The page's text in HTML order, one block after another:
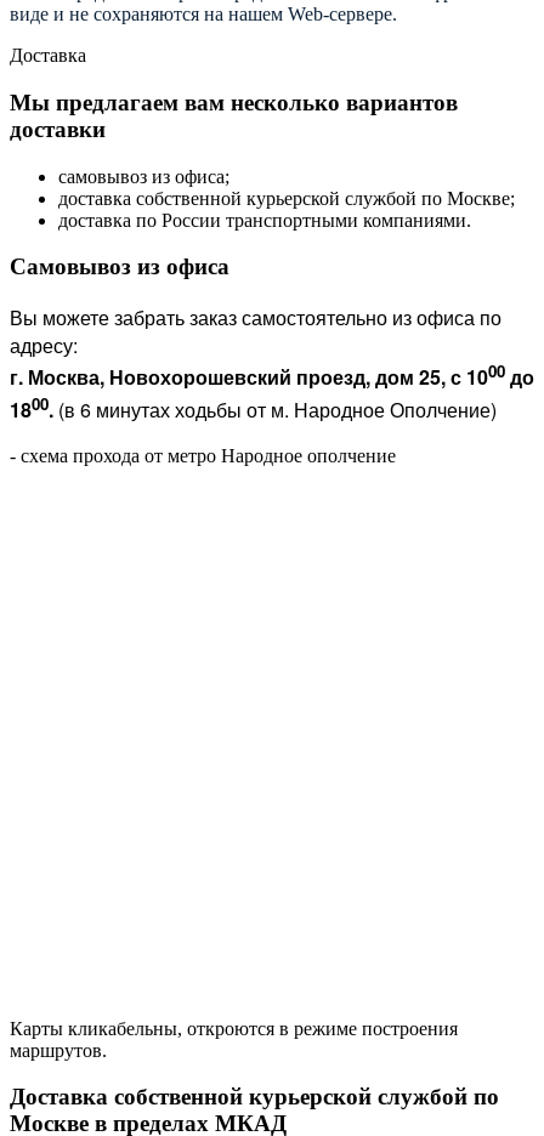
виде и не сохраняются на нашем Web-сервере.
Доставка
Мы предлагаем вам несколько вариантов
доставки
самовывоз из офиса;
доставка собственной курьерской службой по Москве;
доставка по России транспортными компаниями.
Самовывоз из офиса
Вы можете забрать заказ самостоятельно из офиса по
адресу:
г. Москва, Новохорошевский проезд, дом 25, с 1000 до
1800. (в 6 минутах ходьбы от м. Народное Ополчение)
- схема прохода от метро Народное ополчение
Карты кликабельны, откроются в режиме построения
маршрутов.
Доставка собственной курьерской службой по
Москве в пределах МКАД